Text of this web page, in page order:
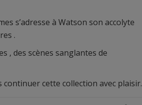
s’adresse à Watson son accolyte
.
, des scènes sanglantes de
continuer cette collection avec plaisir.